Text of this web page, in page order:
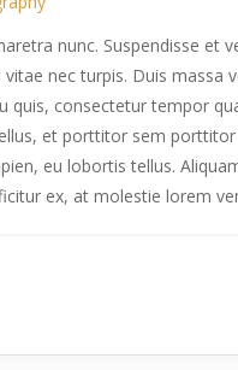
nunc. Suspendisse et
nec turpis. Duis massa
quis, consectetur tempor
et porttitor sem porttitor
eu lobortis tellus.
ex, at molestie lorem